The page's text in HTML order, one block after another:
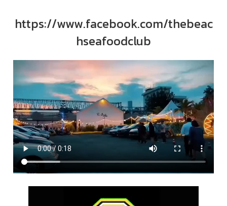
https://www.facebook.com/thebeac
hseafoodclub